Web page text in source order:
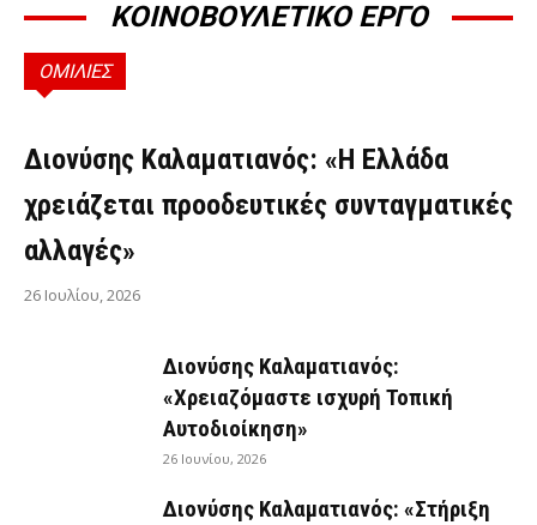
ΚΟΙΝΟΒΟΥΛΕΤΙΚΟ ΕΡΓΟ
ΟΜΙΛΙΕΣ
ΟΜΙΛΊΕΣ
Διονύσης Καλαματιανός: «Η Ελλάδα
χρειάζεται προοδευτικές συνταγματικές
αλλαγές»
26 Ιουλίου, 2026
Διονύσης Καλαματιανός:
«Χρειαζόμαστε ισχυρή Τοπική
Αυτοδιοίκηση»
26 Ιουνίου, 2026
Διονύσης Καλαματιανός: «Στήριξη